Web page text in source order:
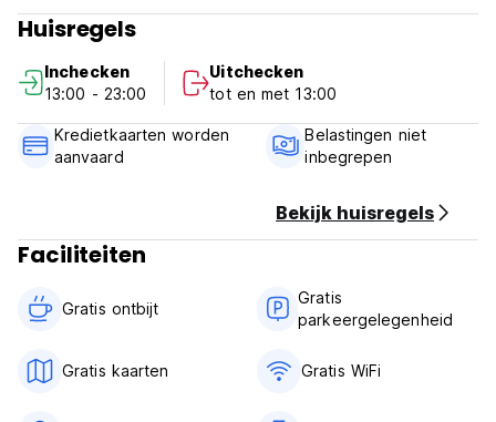
Cancellation policy: 7 days before arrival. In case of a late
cancellation or No Show, you will be charged the first night
Check in from 13:00 to 23:00.
Check out before 11:00 noon.
Payment upon arrival by cash.
Taxes not included - occupancy tax 18.00 % per room per
night
Huisregels
Inchecken
13:00 - 23:00
Uitchecken
tot en met 13:00
Kredietkaarten worden
aanvaard
Belastingen niet
inbegrepen
Bekijk huisregels
Faciliteiten
Gratis ontbijt‎
Gratis
parkeergelegenheid
Gratis kaarten Gratis WiFi